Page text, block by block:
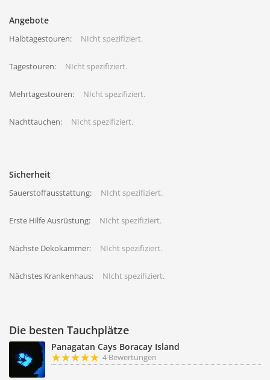
Angebote
Halbtagestouren: NIcht spezifiziert.
Tagestouren: NIcht spezifiziert.
Mehrtagestouren: NIcht spezifiziert.
Nachttauchen: NIcht spezifiziert.
Sicherheit
Sauerstoffausstattung: NIcht spezifiziert.
Erste Hilfe Ausrüstung: NIcht spezifiziert.
Nächste Dekokammer: NIcht spezifiziert.
Nächstes Krankenhaus: NIcht spezifiziert.
Die besten Tauchplätze
Panagatan Cays Boracay Island
4 Bewertungen